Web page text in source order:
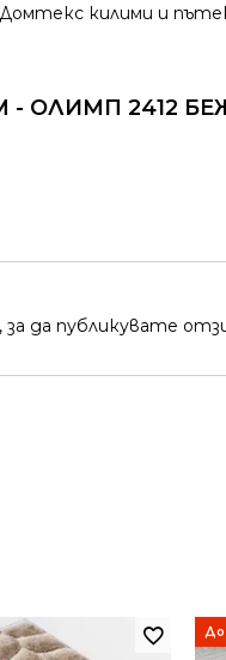
килими и
- ОЛИМП 2412
, за да публикувате
До